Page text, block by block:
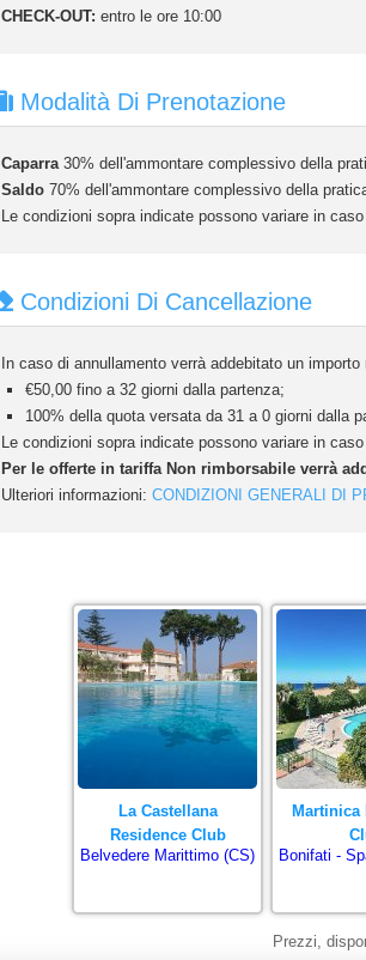
CHECK-OUT: entro le ore 10:00
Modalità Di Prenotazione
Caparra 30% dell'ammontare complessivo della
Saldo 70% dell'ammontare complessivo della
Le condizioni sopra indicate possono variare in
Condizioni Di Cancellazione
In caso di annullamento verrà addebitato un
€50,00 fino a 32 giorni dalla partenza;
100% della quota versata da 31 a 0 giorni dalla
Le condizioni sopra indicate possono variare in
Per le offerte in tariffa Non rimborsabile verrà
Ulteriori informazioni: CONDIZIONI GENERALI DI
La Castellana
Residence Club
Belvedere Marittimo (CS)
Martinica
Bonifati -
Prezzi,